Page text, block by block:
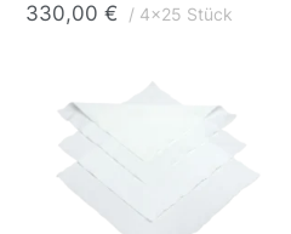
330,00 € 4x25 Stück